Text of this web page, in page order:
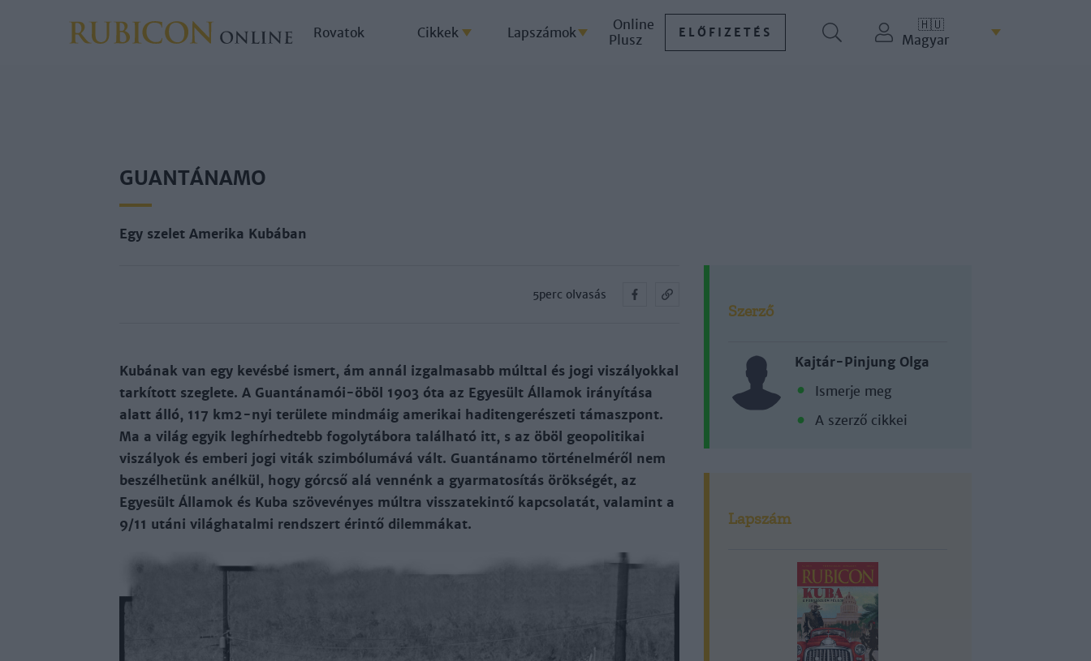
Rovatok Cikkek Lapszámok
Online
Plusz
ELŐFIZETÉS
🇭🇺
Magyar
GUANTÁNAMO
Egy szelet Amerika Kubában
5perc olvasás
Kubának van egy kevésbé ismert, ám annál izgalmasabb múlttal és jogi viszályokkal
tarkított szeglete. A Guantánamói-öböl 1903 óta az Egyesült Államok irányítása
alatt álló, 117 km2-nyi területe mindmáig amerikai haditengerészeti támaszpont.
Ma a világ egyik leghírhedtebb fogolytábora található itt, s az öböl geopolitikai
viszályok és emberi jogi viták szimbólumává vált. Guantánamo történelméről nem
beszélhetünk anélkül, hogy górcső alá vennénk a gyarmato­sítás örökségét, az
Egyesült Államok és Kuba szövevényes múltra visszatekintő kapcsolatát, valamint a
9/11 utáni világhatalmi rendszert érintő dilemmákat.
Szerző
Kajtár-Pinjung Olga
Ismerje meg
A szerző cikkei
Lapszám